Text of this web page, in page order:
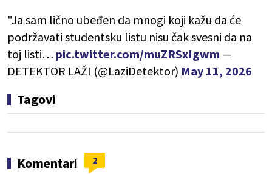
"Ja sam lično ubeđen da mnogi koji kažu da će
podržavati studentsku listu nisu čak svesni da na
toj listi… pic.twitter.com/muZRSxIgwm —
DETEKTOR LAŽI (@LaziDetektor) May 11, 2026
Tagovi
Komentari 2